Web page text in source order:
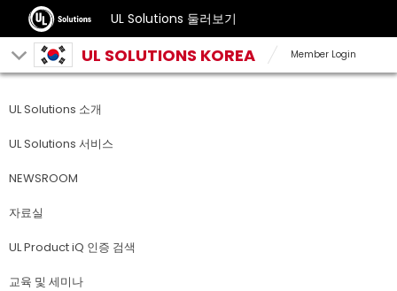
UL Solutions 둘러보기
UL SOLUTIONS KOREA Member Login
UL Solutions 소개
UL Solutions 서비스
NEWSROOM
자료실
UL Product iQ 인증 검색
교육 및 세미나